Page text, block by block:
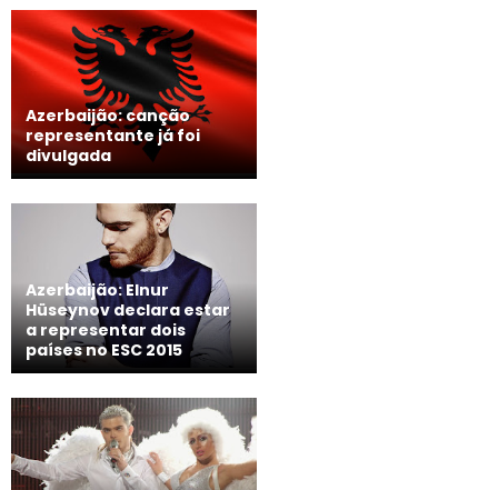
Azerbaijão: canção
representante já foi
divulgada
Azerbaijão: Elnur
Hüseynov declara estar
a representar dois
países no ESC 2015